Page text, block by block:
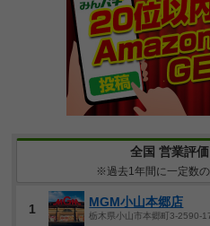
全国 営業評
※過去1年間に一定数
1 MGM小山本郷店
栃木県小山市本郷町3-2590-